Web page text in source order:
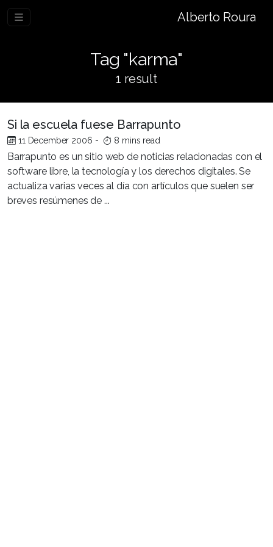
Alberto Roura
Tag "karma"
1 result
Si la escuela fuese Barrapunto
11 December 2006 - 8 mins read
Barrapunto es un sitio web de noticias relacionadas con el
software libre, la tecnología y los derechos digitales. Se
actualiza varias veces al día con artículos que suelen ser
breves resúmenes de ...